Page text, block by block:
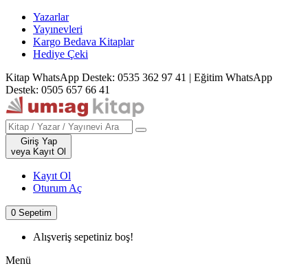
Yazarlar
Yayınevleri
Kargo Bedava Kitaplar
Hediye Çeki
Kitap WhatsApp Destek: 0535 362 97 41 | Eğitim WhatsApp
Destek: 0505 657 66 41
Giriş Yap
veya Kayıt Ol
Kayıt Ol
Oturum Aç
0 Sepetim
Alışveriş sepetiniz boş!
Menü